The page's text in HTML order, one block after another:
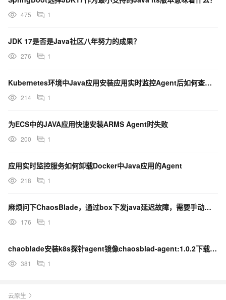
475 1
JDK 17是否是Java社区八年努力的成果？
276 1
Kubernetes环境中Java应用安装应用实时监控Agent后如何查看日志
214 1
为ECS中的JAVA应用快速安装ARMS Agent时失败
200 1
应用实时监控服务如何卸载Docker中Java应用的Agent
218 1
麻烦问下ChaosBlade，通过box下发java延迟故障，需要手动挂载java agent吗？
176 1
chaoblade安装k8s探针agent镜像chaosblad-agent:1.0.2下载不下来？
381 1
云原生